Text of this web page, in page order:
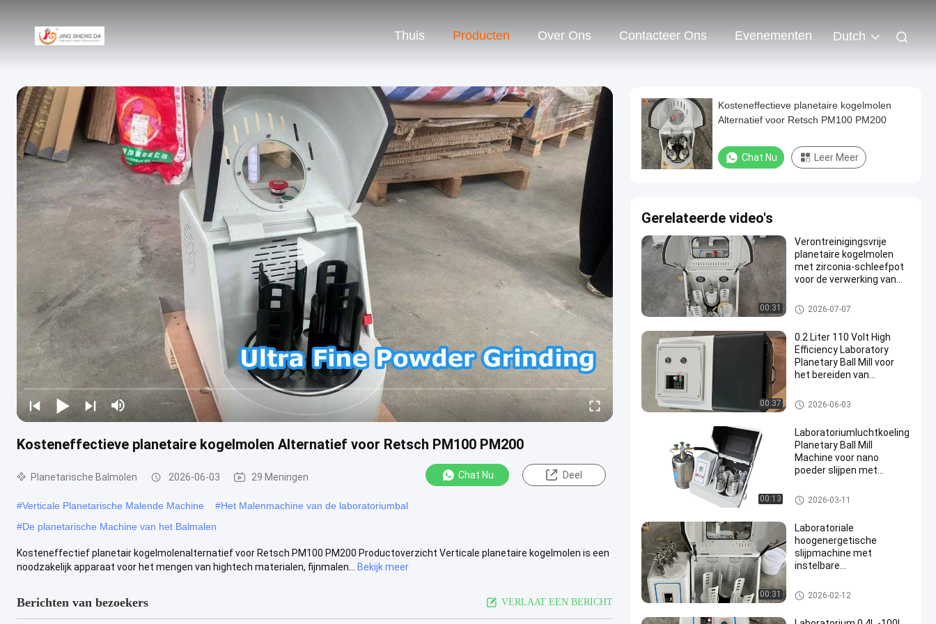
Thuis Producten Over Ons Contacteer Ons Evenementen Dutch
Kosteneffectieve planetaire kogelmolen Alternatief voor Retsch PM100 PM200
Planetarische Balmolen 2026-06-03 29 Meningen Chat Nu Deel
#Verticale Planetarische Malende Machine #Het Malenmachine van de laboratoriumbal
#De planetarische Machine van het Balmalen
Kosteneffectief planetair kogelmolenalternatief voor Retsch PM100 PM200 Productoverzicht Verticale planetaire kogelmolen is een
noodzakelijk apparaat voor het mengen van hightech materialen, fijnmalen...
Bekijk meer
Berichten van bezoekers VERLAAT EEN BERICHT
Kosteneffectieve planetaire kogelmolen
Alternatief voor Retsch PM100 PM200
Chat Nu Leer Meer
Gerelateerde video's
00:31
Verontreinigingsvrije
planetaire kogelmolen
met zirconia-schleefpot
voor de verwerking van
Planetarische Balmolen
2026-07-07
00:37
0.2 Liter 110 Volt High
Efficiency Laboratory
Planetary Ball Mill voor
het bereiden van
Planetarische Balmolen
2026-06-03
00:13
Laboratoriumluchtkoeling
Planetary Ball Mill
Machine voor nano
poeder slijpen met
Planetarische Balmolen
2026-03-11
00:31
Laboratoriale
hoogenergetische
slijpmachine met
instelbare
Planetarische Balmolen
2026-02-12